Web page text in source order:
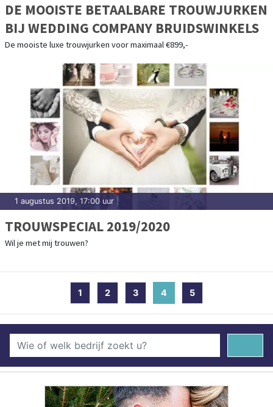
DE MOOISTE BETAALBARE TROUWJURKEN
BIJ WEDDING COMPANY BRUIDSWINKELS
De mooiste luxe trouwjurken voor maximaal €899,-
1 augustus 2019, 17:00 uur
TROUWSPECIAL 2019/2020
Wil je met mij trouwen?
1 2 3 4 (current)
5